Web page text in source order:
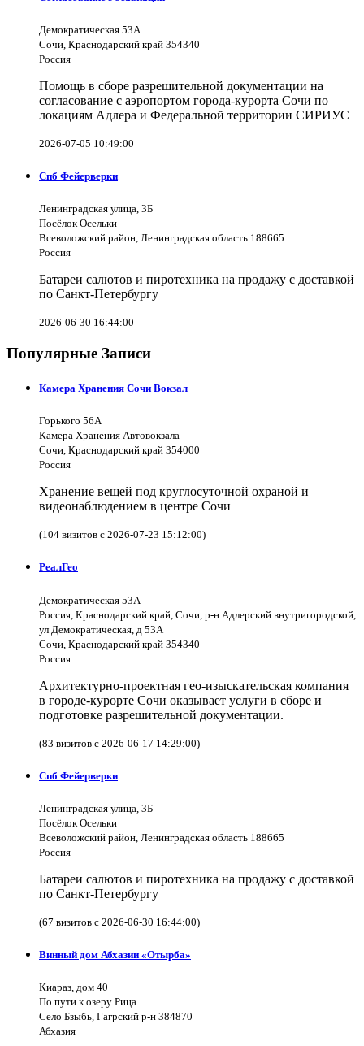
Демократическая 53А
Сочи, Краснодарский край 354340
Россия
Помощь в сборе разрешительной документации на
согласование с аэропортом города-курорта Сочи по
локациям Адлера и Федеральной территории СИРИУС
2026-07-05 10:49:00
Спб Фейерверки
Ленинградская улица, 3Б
Посёлок Осельки
Всеволожский район, Ленинградская область 188665
Россия
Батареи салютов и пиротехника на продажу с доставкой
по Санкт-Петербургу
2026-06-30 16:44:00
Популярные Записи
Камера Хранения Сочи Вокзал
Горького 56А
Камера Хранения Автовокзала
Сочи, Краснодарский край 354000
Россия
Хранение вещей под круглосуточной охраной и
видеонаблюдением в центре Сочи
(104 визитов с 2026-07-23 15:12:00)
РеалГео
Демократическая 53А
Россия, Краснодарский край, Сочи, р-н Адлерский внутригородской,
ул Демократическая, д 53А
Сочи, Краснодарский край 354340
Россия
Архитектурно-проектная гео-изыскательская компания
в городе-курорте Сочи оказывает услуги в сборе и
подготовке разрешительной документации.
(83 визитов с 2026-06-17 14:29:00)
Спб Фейерверки
Ленинградская улица, 3Б
Посёлок Осельки
Всеволожский район, Ленинградская область 188665
Россия
Батареи салютов и пиротехника на продажу с доставкой
по Санкт-Петербургу
(67 визитов с 2026-06-30 16:44:00)
Винный дом Абхазии «Отырба»
Киараз, дом 40
По пути к озеру Рица
Село Бзыбь, Гагрский р-н 384870
Абхазия